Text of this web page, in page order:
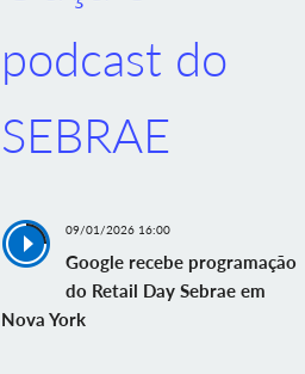
podcast do
SEBRAE
09/01/2026 16:00
Google recebe programação
do Retail Day Sebrae em
Nova York